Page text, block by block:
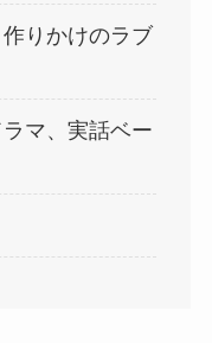
りかけのラブ
マ、実話ベー